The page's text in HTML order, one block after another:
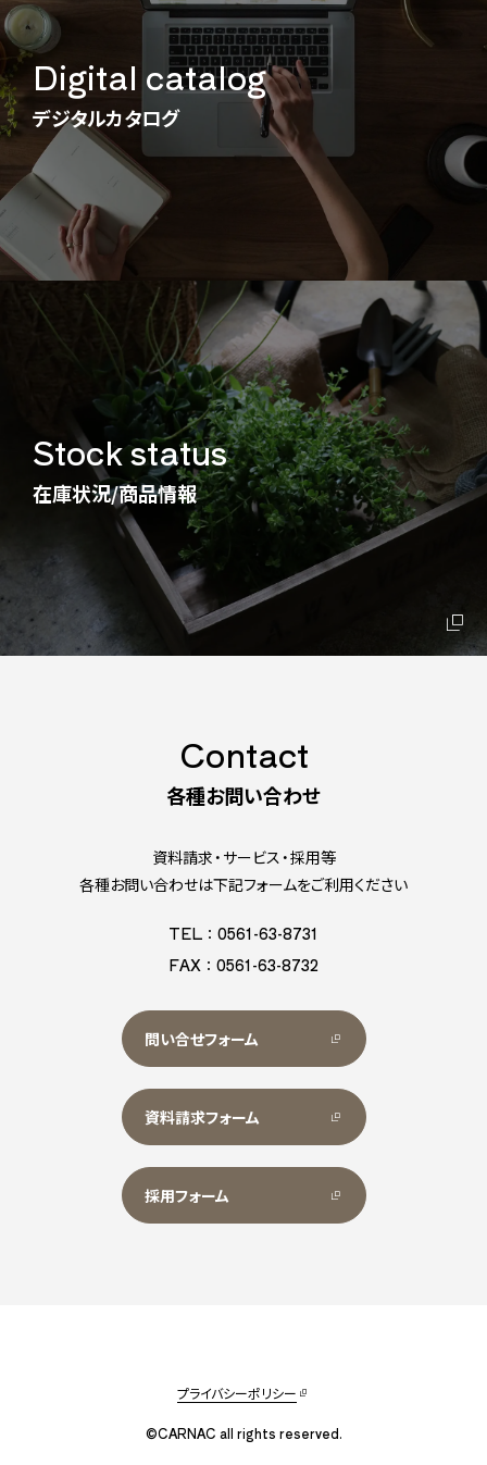
Digital catalog
デジタルカタログ
Stock status
在庫状況/商品情報
Contact
各種お問い合わせ
資料請求・サービス・採用等
各種お問い合わせは下記フォームをご利用ください
TEL：0561-63-8731
FAX：0561-63-8732
問い合せフォーム
資料請求フォーム
採用フォーム
プライバシーポリシー
©CARNAC all rights reserved.